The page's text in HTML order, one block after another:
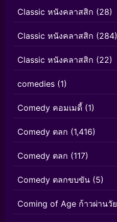
Classic หนังคลาสสิก (28)
Classic หนังคลาสสิก (284)
Classic หนังคลาสสิก (22)
comedies (1)
Comedy คอมเมดี้ (1)
Comedy ตลก (1,416)
Comedy ตลก (117)
Comedy ตลกขบขัน (5)
Coming of Age ก้าวผ่านวัย